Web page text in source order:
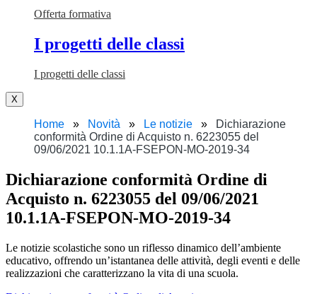
Offerta formativa
I progetti delle classi
I progetti delle classi
X
Home Novità Le notizie
Dichiarazione
conformità Ordine di Acquisto n. 6223055 del
09/06/2021 10.1.1A-FSEPON-MO-2019-34
Dichiarazione conformità Ordine di
Acquisto n. 6223055 del 09/06/2021
10.1.1A-FSEPON-MO-2019-34
Le notizie scolastiche sono un riflesso dinamico dell’ambiente
educativo, offrendo un’istantanea delle attività, degli eventi e delle
realizzazioni che caratterizzano la vita di una scuola.